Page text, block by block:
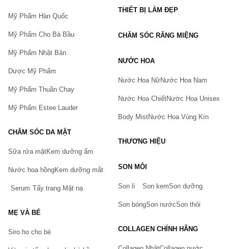
Hãy báo lỗi cho chúng tôi. Hoặc gọi cho chúng tôi qua số
Mỹ Phẩm Hàn Quốc
Mỹ Phẩm Cho Bà Bầu
Mỹ Phẩm Nhật Bản
Dược Mỹ Phẩm
Mỹ Phẩm Thuần Chay
Mỹ Phẩm Estee Lauder
CHĂM SÓC DA MẶT
Sữa rửa mặtKem dưỡng ẩm
Nước hoa hồngKem dưỡng mắt
Serum Tẩy trang Mặt nạ
MẸ VÀ BÉ
Siro ho cho bé
THIẾT BỊ LÀM ĐẸP
CHĂM SÓC RĂNG MIỆNG
NƯỚC HOA
Nước Hoa NữNước Hoa Nam
Nước Hoa ChiếtNước Hoa Unisex
Body MistNước Hoa Vùng Kín
THƯƠNG HIỆU
SON MÔI
Son lì Son kemSon dưỡng
Son bóngSon nướcSon thỏi
COLLAGEN CHÍNH HÃNG